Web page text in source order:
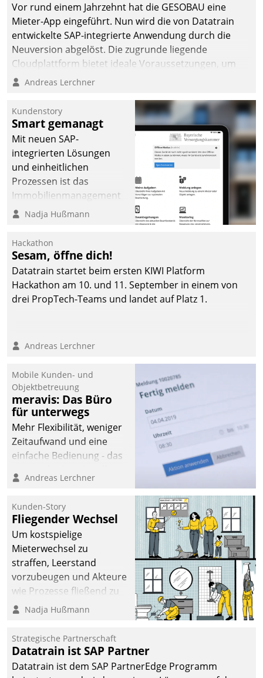
Vor rund einem Jahrzehnt hat die GESOBAU eine
Mieter-App eingeführt. Nun wird die von Datatrain
entwickelte SAP-integrierte Anwendung durch die
Neuversion abgelöst. Die zugrunde liegende
Cloudplattform bietet ideale Voraussetzungen, um
die Funktionalität der App zu erweitern und weitere
integrieren.
Andreas Lerchner
Kundenstory
Smart gemanagt
Mit neuen SAP-
integrierten Lösungen
und einheitlichen
Prozessen ist das
Immobilienmanagement
der Bayerischen
Ressort Kapitalanlage für
künftige Aufgaben und
Herausforderungen
gerüstet.
Nadja Hußmann
Hackathon
Sesam, öffne dich!
Datatrain startet beim ersten KIWI Platform
Hackathon am 10. und 11. September in einem von
drei PropTech-Teams und landet auf Platz 1.
Andreas Lerchner
Mobile Kunden- und
Objektbetreuung
meravis: Das Büro
für unterwegs
Mehr Flexibilität, weniger
Zeitaufwand und eine
einfache Bedienung - das
Cockpit für mobile
Datatrain. Die meravis
Wohnungsbau- und
Immobilien GmbH hat
sich dabei für den Betrieb
der Lösung über die SAP
Cloud Platform
entschieden - als erstes
Unternehmen am
Andreas Lerchner
Kunden-Story
Fliegender Wechsel
Um kostspielige
Mieterwechsel zu
straffen, Leerstand
vorzubeugen und Akteure
wie Prozesse fließend zu
vernetzen, nutzt die
Jahresbeginn eine
Überblick, Einsicht und
Eingriff bietende Lösung.
Nadja Hußmann
Strategische Partnerschaft
Datatrain ist SAP Partner
Datatrain ist dem SAP PartnerEdge Programm